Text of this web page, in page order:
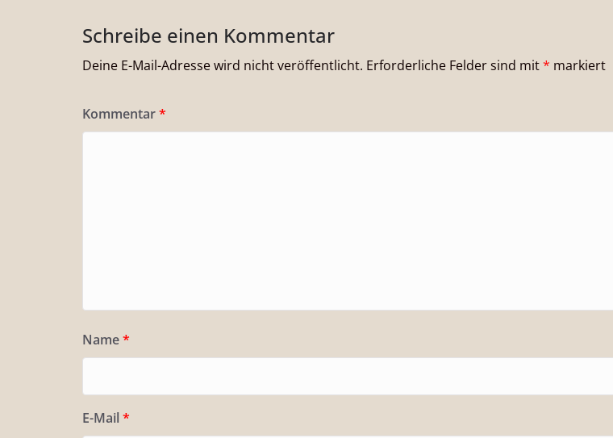
Schreibe einen Kommentar
Deine E-Mail-Adresse wird nicht veröffentlicht. Erforderliche Felder sind mit* markiert
Kommentar*
Name*
E-Mail *